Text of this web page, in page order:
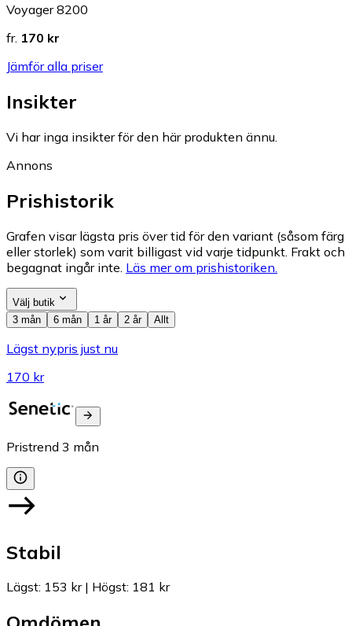
Voyager 8200
fr. 170 kr
Jämför alla priser
Insikter
Vi har inga insikter för den här produkten ännu.
Annons
Prishistorik
Grafen visar lägsta pris över tid för den variant (såsom färg
eller storlek) som varit billigast vid varje tidpunkt. Frakt och
begagnat ingår inte. Läs mer om prishistoriken.
Välj butik
3 mån
6 mån 1 år 2 år Allt
Lägst nypris just nu
170 kr
Pristrend 3 mån
Stabil
Lägst: 153 kr| Högst: 181 kr